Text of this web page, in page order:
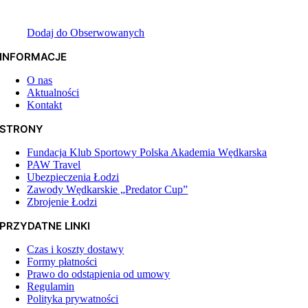
Dodaj do Obserwowanych
INFORMACJE
O nas
Aktualności
Kontakt
STRONY
Fundacja Klub Sportowy Polska Akademia Wędkarska
PAW Travel
Ubezpieczenia Łodzi
Zawody Wędkarskie „Predator Cup”
Zbrojenie Łodzi
PRZYDATNE LINKI
Czas i koszty dostawy
Formy płatności
Prawo do odstąpienia od umowy
Regulamin
Polityka prywatności